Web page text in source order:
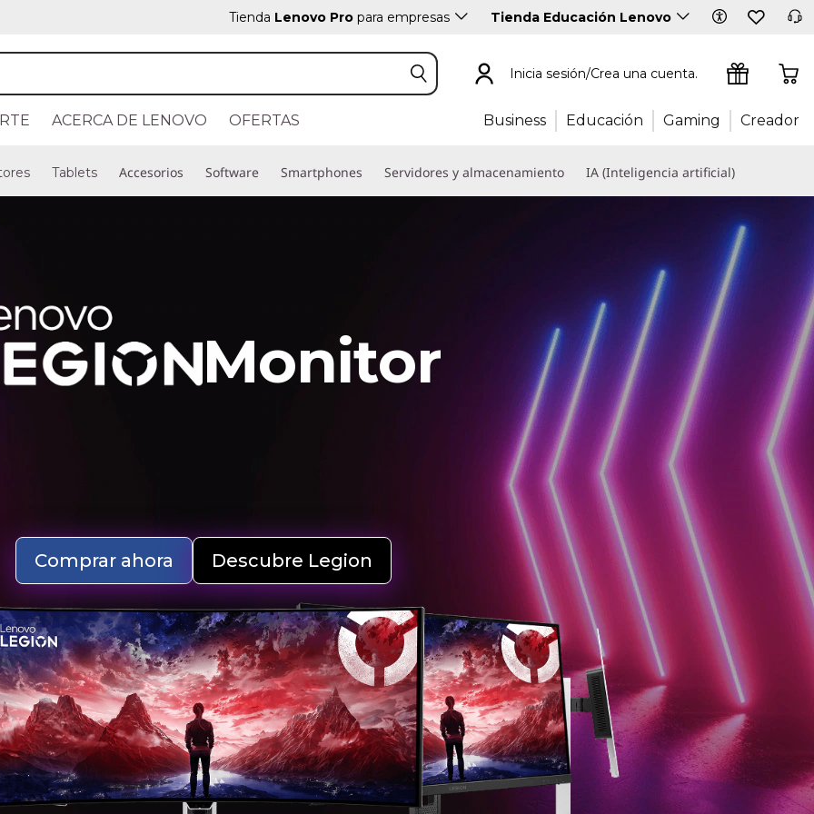
Tienda Lenovo Pro para empresas Tienda Educación Lenovo
Inicia sesión/Crea una cuenta.
ACERCA DE LENOVO OFERTAS Business Educación Gaming Creador
Tablets Accesorios Software Smartphones Servidores y almacenamiento IA (Inteligencia artificial)
Monitor
Comprar ahora Descubre Legion